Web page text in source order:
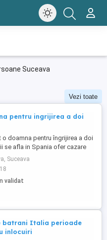
Suceava
Vezi toate
pentru ingrijirea a doi
o doamna pentru îngrijirea a doi
se afla in Spania ofer cazare
mese pe zi gratis pentru mai
sunați la numărul
Suceava
validat
batrani Italia perioade
inlocuiri